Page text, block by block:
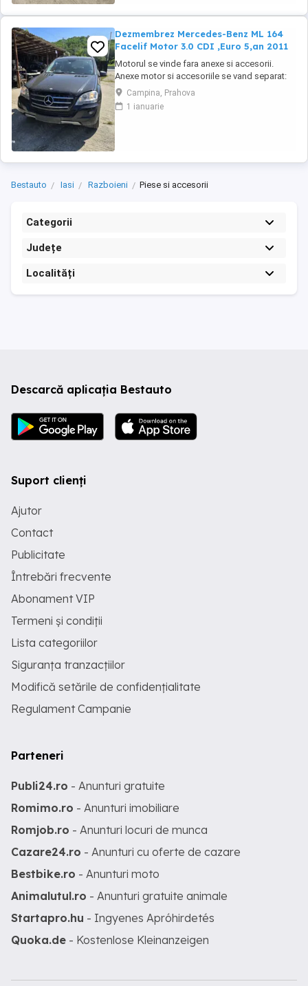
Dezmembrez Mercedes-Benz ML 164
Facelif Motor 3.0 CDI ,Euro 5,an 2011
Motorul se vinde fara anexe si accesorii.
Anexe motor si accesoriile se vand separat:
injectoare, pompa injectie,
inalte,benzina,alternator, electromotor,
turbina, compresor clima, cutie de viteze,
Campina, Prahova
1 ianuarie
Bestauto Iasi Razboieni Piese si accesorii
Categorii
Județe
Localități
Descarcă aplicația Bestauto
Suport clienți
Ajutor
Contact
Publicitate
Întrebări frecvente
Abonament VIP
Termeni și condiții
Lista categoriilor
Siguranța tranzacțiilor
Modifică setările de confidențialitate
Regulament Campanie
Parteneri
Publi24.ro - Anunturi gratuite
Romimo.ro - Anunturi imobiliare
Romjob.ro - Anunturi locuri de munca
Cazare24.ro - Anunturi cu oferte de cazare
Bestbike.ro - Anunturi moto
Animalutul.ro - Anunturi gratuite animale
Startapro.hu - Ingyenes Apróhirdetés
Quoka.de - Kostenlose Kleinanzeigen